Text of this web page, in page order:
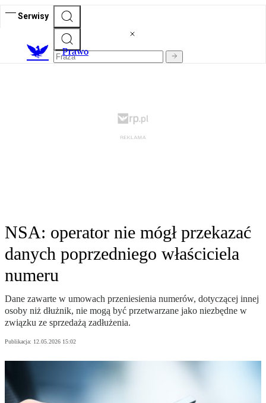
Serwisy
Prawo
NSA: operator nie mógł przekazać
danych poprzedniego właściciela
numeru
Dane zawarte w umowach przeniesienia numerów, dotyczącej innej
osoby niż dłużnik, nie mogą być przetwarzane jako niezbędne w
związku ze sprzedażą zadłużenia.
Publikacja: 12.05.2026 15:02